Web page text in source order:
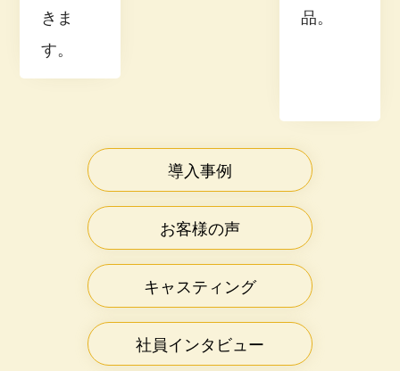
きま
す。
品。
導入事例
お客様の声
キャスティング
社員インタビュー